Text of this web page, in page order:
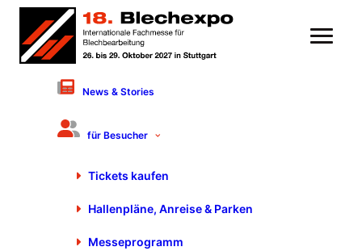
News & Stories
für Besucher
Tickets kaufen
Hallenpläne, Anreise & Parken
Messeprogramm
automatisieren: KI-Vision
Integration in der
Metallverarbeitung
21. Oktober 2025 von 15:40 bis 16:20 Uhr